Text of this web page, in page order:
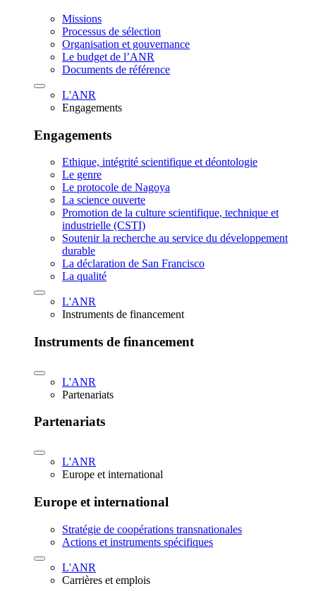
Missions
Processus de sélection
Organisation et gouvernance
Le budget de l’ANR
Documents de référence
L'ANR
Engagements
Engagements
Ethique, intégrité scientifique et déontologie
Le genre
Le protocole de Nagoya
La science ouverte
Promotion de la culture scientifique, technique et
industrielle (CSTI)
Soutenir la recherche au service du développement
durable
La déclaration de San Francisco
La qualité
L'ANR
Instruments de financement
Instruments de financement
L'ANR
Partenariats
Partenariats
L'ANR
Europe et international
Europe et international
Stratégie de coopérations transnationales
Actions et instruments spécifiques
L'ANR
Carrières et emplois